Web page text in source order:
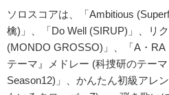
ソロスコアは、「Ambitious
檎)」、「Do Well (SIRUP)」、リ
(MONDO GROSSO)」、「A・
テーマ』メドレー (科捜研のテー
Season12)」、かんたん初級アレ